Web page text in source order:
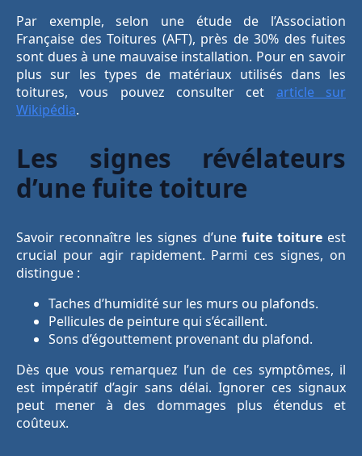
Par exemple, selon une étude de l’Association
Française des Toitures (AFT), près de 30% des fuites
sont dues à une mauvaise installation. Pour en savoir
plus sur les types de matériaux utilisés dans les
toitures, vous pouvez consulter cet article sur
Wikipédia.
Les signes révélateurs
d’une fuite toiture
Savoir reconnaître les signes d’une fuite toitureest
crucial pour agir rapidement. Parmi ces signes, on
distingue :
Taches d’humidité sur les murs ou plafonds.
Pellicules de peinture qui s’écaillent.
Sons d’égouttement provenant du plafond.
Dès que vous remarquez l’un de ces symptômes, il
est impératif d’agir sans délai. Ignorer ces signaux
peut mener à des dommages plus étendus et
coûteux.